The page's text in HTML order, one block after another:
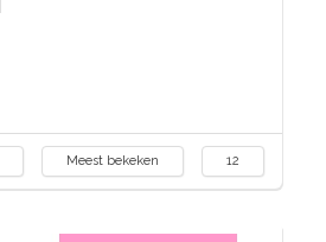
Meest bekeken 12